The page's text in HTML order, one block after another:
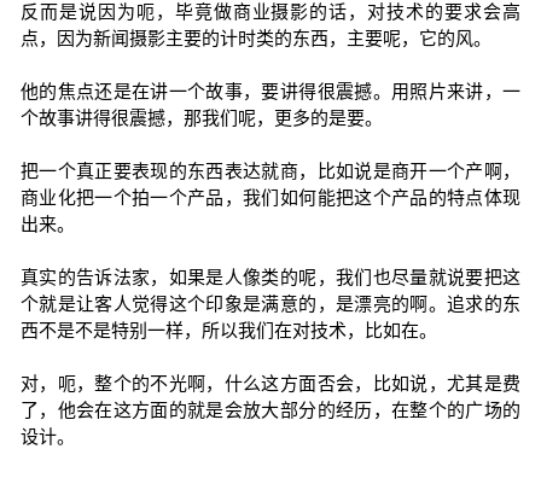
反而是说因为呃，毕竟做商业摄影的话，对技术的要求会高
点，因为新闻摄影主要的计时类的东西，主要呢，它的风。
他的焦点还是在讲一个故事，要讲得很震撼。用照片来讲，一
个故事讲得很震撼，那我们呢，更多的是要。
把一个真正要表现的东西表达就商，比如说是商开一个产啊，
商业化把一个拍一个产品，我们如何能把这个产品的特点体现
出来。
真实的告诉法家，如果是人像类的呢，我们也尽量就说要把这
个就是让客人觉得这个印象是满意的，是漂亮的啊。追求的东
西不是不是特别一样，所以我们在对技术，比如在。
对，呃，整个的不光啊，什么这方面否会，比如说，尤其是费
了，他会在这方面的就是会放大部分的经历，在整个的广场的
设计。